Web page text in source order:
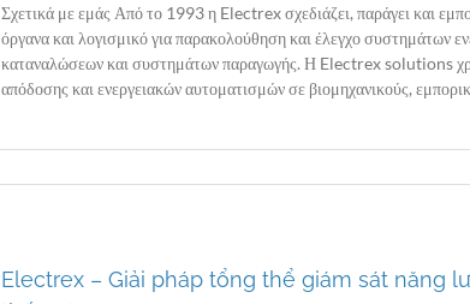
Σχετικά με εμάς Από το 1993 η Electrex σχεδιάζει, παράγει και
όργανα και λογισμικό για παρακολούθηση και έλεγχο συστημάτων
καταναλώσεων και συστημάτων παραγωγής. Η Electrex solutions
απόδοσης και ενεργειακών αυτοματισμών σε βιομηχανικούς,
Electrex – Giải pháp tổng thể giám sát năng